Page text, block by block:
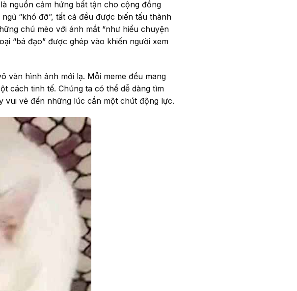
nguồn cảm hứng bất tận cho cộng đồng
“khó đỡ”, tất cả đều được biến tấu thành
chú mèo với ánh mắt “như hiểu chuyện
“bá đạo” được ghép vào khiến người xem
vàn hình ảnh mới lạ. Mỗi meme đều mang
cách tinh tế. Chúng ta có thể dễ dàng tìm
vui vẻ đến những lúc cần một chút động lực.